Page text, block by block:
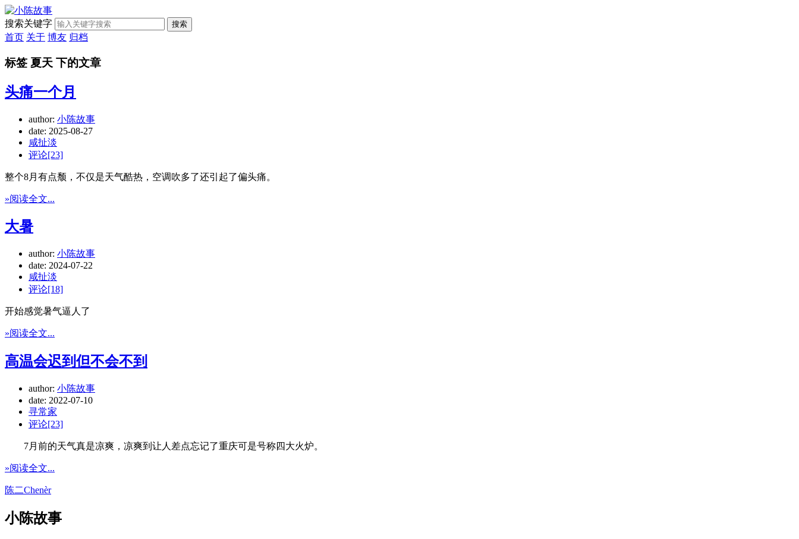
搜索关键字 搜索
首页 关于 博友 归档
标签 夏天 下的文章
头痛一个月
author: 小陈故事
date: 2025-08-27
咸扯淡
评论[23]
整个8月有点颓，不仅是天气酷热，空调吹多了还引起了偏头痛。
»阅读全文...
大暑
author: 小陈故事
date: 2024-07-22
咸扯淡
评论[18]
开始感觉暑气逼人了
»阅读全文...
高温会迟到但不会不到
author: 小陈故事
date: 2022-07-10
寻常家
评论[23]
7月前的天气真是凉爽，凉爽到让人差点忘记了重庆可是号称四大火炉。
»阅读全文...
陈二Chenèr
小陈故事